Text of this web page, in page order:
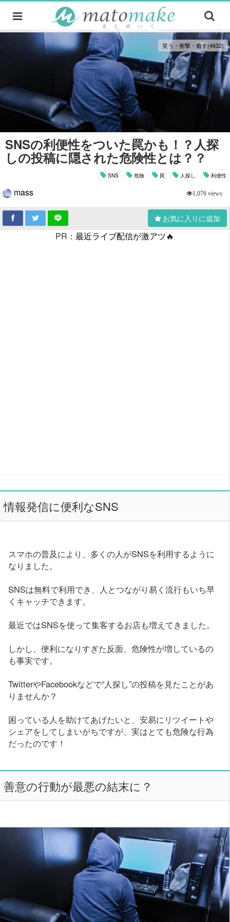
笑う・衝撃・癒す(4632)
SNSの利便性をついた罠かも！？人探
しの投稿に隠された危険性とは？？
SNS 危険 罠 人探し 利便性
mass 1,076 views
お気に入りに追加
PR： 最近ライブ配信が激アツ🔥
情報発信に便利なSNS
スマホの普及により、多くの人がSNSを利用するように
なりました。
SNSは無料で利用でき、人とつながり易く流行もいち早
くキャッチできます。
最近ではSNSを使って集客するお店も増えてきました。
しかし、便利になりすぎた反面、危険性が増しているの
も事実です。
TwitterやFacebookなどで“人探し”の投稿を見たことがあ
りませんか？
困っている人を助けてあげたいと、安易にリツイートや
シェアをしてしまいがちですが、実はとても危険な行為
だったのです！
善意の行動が最悪の結末に？